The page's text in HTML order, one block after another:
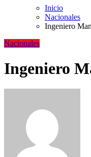
Inicio
Nacionales
Ingeniero
Nacionales
Ingeniero